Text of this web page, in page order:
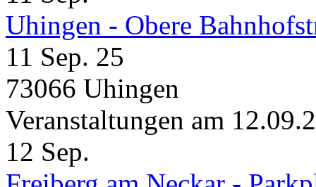
Uhingen - Obere
11 Sep. 25
73066 Uhingen
Veranstaltungen am
12 Sep.